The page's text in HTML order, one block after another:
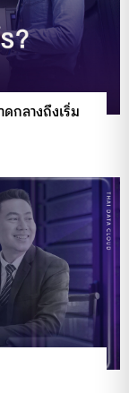
กลางถึงเริ่ม